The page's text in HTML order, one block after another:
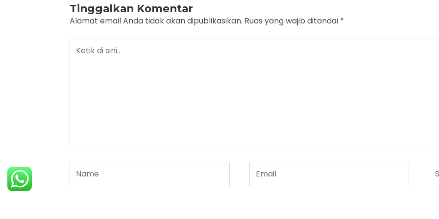
Tinggalkan Komentar
Alamat email Anda tidak akan dipublikasikan. Ruas yang wajib ditandai *